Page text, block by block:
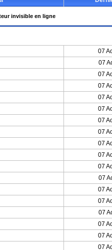
invisible en ligne
07
07
07
07
07
07
07
07
07
07
07
07
07
07
07
07
07
07